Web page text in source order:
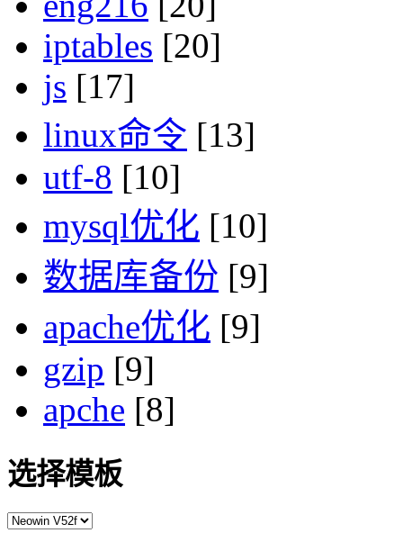
iptables [20]
js [17]
linux命令 [13]
utf-8 [10]
mysql优化 [10]
数据库备份 [9]
apache优化 [9]
gzip [9]
apche [8]
选择模板